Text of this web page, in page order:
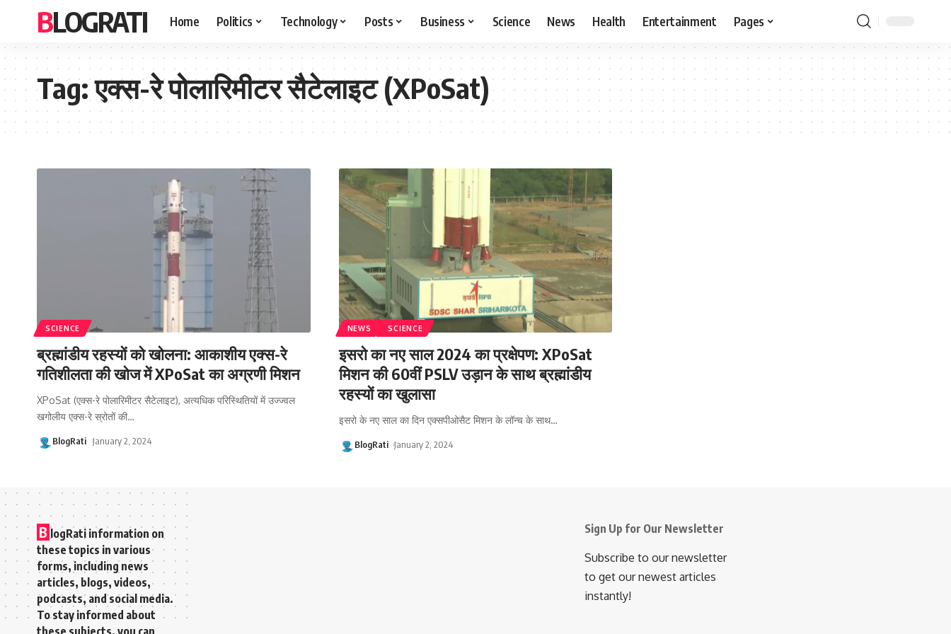
BLOGRATI Home Politics Technology Posts Business Science News Health Entertainment Pages
Tag:एक्स-रे पोलारिमीटर सैटेलाइट (XPoSat)
SCIENCE
ब्रह्मांडीय रहस्यों को खोलना: आकाशीय एक्स-रे
गतिशीलता की खोज में XPoSat का अग्रणी मिशन
XPoSat (एक्स-रे पोलारिमीटर सैटेलाइट), अत्यधिक परिस्थितियों में उज्ज्वल
खगोलीय एक्स-रे स्रोतों की…
BlogRati January 2, 2024
NEWS SCIENCE
इसरो का नए साल 2024 का प्रक्षेपण: XPoSat
मिशन की 60वीं PSLV उड़ान के साथ ब्रह्मांडीय
रहस्यों का खुलासा
इसरो के नए साल का दिन एक्सपीओसैट मिशन के लॉन्च के साथ…
BlogRati January 2, 2024
B logRati information on
these topics in various
forms, including news
articles, blogs, videos,
podcasts, and social media.
To stay informed about
these subjects, you can
Sign Up for Our Newsletter
Subscribe to our newsletter
to get our newest articles
instantly!